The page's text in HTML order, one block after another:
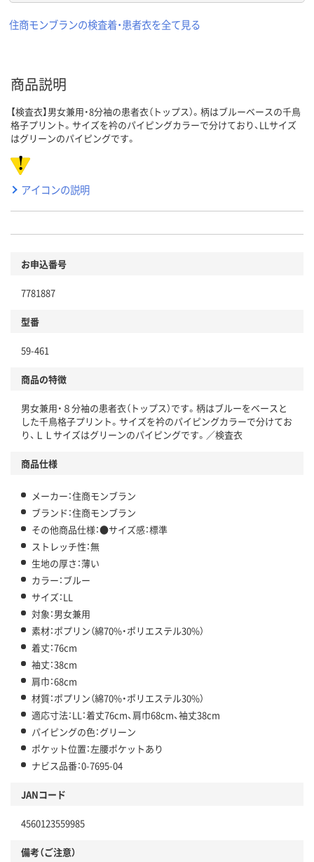
住商モンブランの検査着・患者衣を全て見る
商品説明
【検査衣】男女兼用・8分袖の患者衣（トップス）。柄はブルーベースの千鳥
格子プリント。サイズを衿のパイピングカラーで分けており、LLサイズ
はグリーンのパイピングです。
アイコンの説明
お申込番号
7781887
型番
59-461
商品の特徴
男女兼用・８分袖の患者衣（トップス）です。柄はブルーをベースと
した千鳥格子プリント。サイズを衿のパイピングカラーで分けてお
り、ＬＬサイズはグリーンのパイピングです。／検査衣
商品仕様
メーカー：住商モンブラン
ブランド：住商モンブラン
その他商品仕様：●サイズ感：標準
ストレッチ性：無
生地の厚さ：薄い
カラー：ブルー
サイズ：LL
対象：男女兼用
素材：ポプリン（綿70%・ポリエステル30%）
着丈：76cm
袖丈：38cm
肩巾：68cm
材質：ポプリン（綿70%・ポリエステル30%）
適応寸法：LL：着丈76cm、肩巾68cm、袖丈38cm
パイピングの色：グリーン
ポケット位置：左腰ポケットあり
ナビス品番：0-7695-04
JANコード
4560123559985
備考（ご注意）